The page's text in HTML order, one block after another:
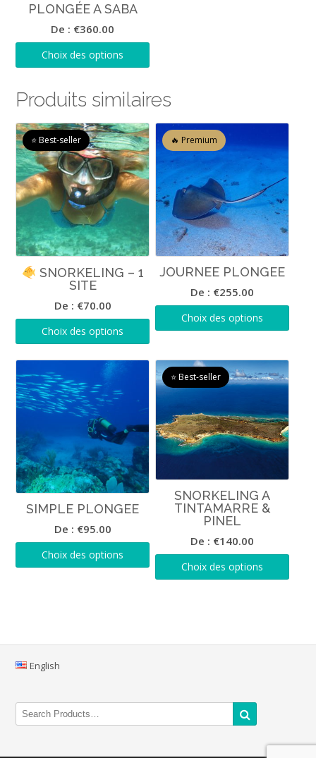
PLONGÉE A SABA
De : €360.00
Choix des options
Produits similaires
SNORKELING – 1
SITE
De : €70.00
Choix des options
JOURNEE PLONGEE
De : €255.00
Choix des options
SIMPLE PLONGEE
De : €95.00
Choix des options
SNORKELING A
TINTAMARRE &
PINEL
De : €140.00
Choix des options
English
Search
for: